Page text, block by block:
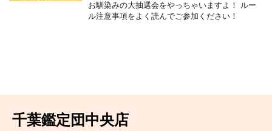
お馴染みの大抽選会をやっちゃいますよ！ ルー
ル注意事項をよく読んでご参加ください！
千葉鑑定団中央店